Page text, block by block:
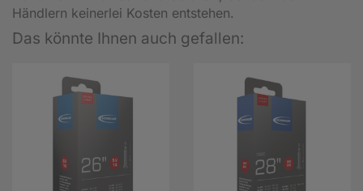
Händlern keinerlei Kosten entstehen.
Das könnte Ihnen auch gefallen: